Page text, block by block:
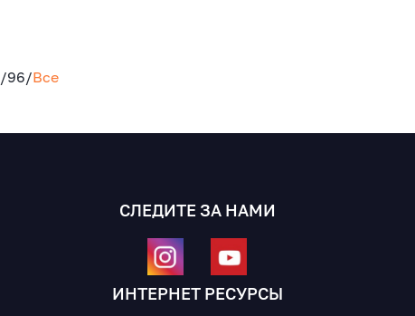
/96/Все
СЛЕДИТЕ ЗА НАМИ
ИНТЕРНЕТ РЕСУРСЫ